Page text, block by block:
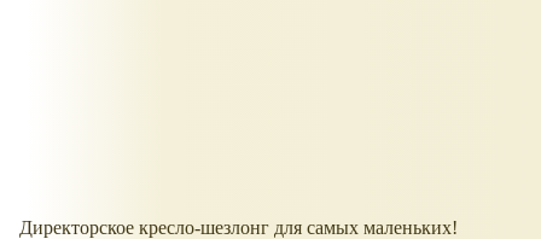
Директорское кресло-шезлонг для самых маленьких!